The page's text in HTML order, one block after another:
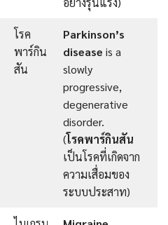
โรค
พาร์กิน
สัน
Parkinson’s
disease is a
slowly
progressive,
degenerative
disorder.
(โรคพาร์กินสัน
เป็นโรคที่เกิดจาก
ความเสื่อมของ
ระบบประสาท)